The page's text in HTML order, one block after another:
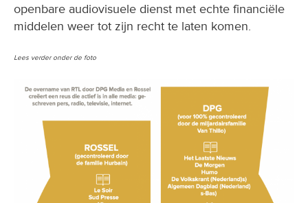
openbare audiovisuele dienst met echte financiële
middelen weer tot zijn recht te laten komen.
Lees verder onder de foto